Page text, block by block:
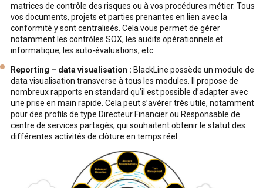
matrices de contrôle des risques ou à vos procédures métier. Tous
vos documents, projets et parties prenantes en lien avec la
conformité y sont centralisés. Cela vous permet de gérer
notamment les contrôles SOX, les audits opérationnels et
informatique, les auto-évaluations, etc.
Reporting – data visualisation : BlackLine possède un module de
data visualisation transverse à tous les modules. Il propose de
nombreux rapports en standard qu’il est possible d’adapter avec
une prise en main rapide. Cela peut s’avérer très utile, notamment
pour des profils de type Directeur Financier ou Responsable de
centre de services partagés, qui souhaitent obtenir le statut des
différentes activités de clôture en temps réel.